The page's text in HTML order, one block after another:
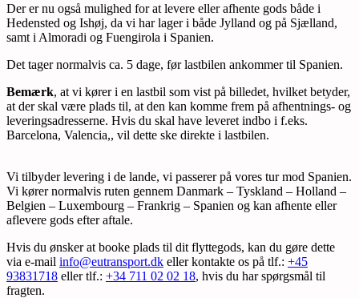
Der er nu også mulighed for at levere eller afhente gods både i
Hedensted og Ishøj, da vi har lager i både Jylland og på Sjælland,
samt i Almoradi og Fuengirola i Spanien.
Det tager normalvis ca. 5 dage, før lastbilen ankommer til Spanien.
Bemærk, at vi kører i en lastbil som vist på billedet, hvilket betyder,
at der skal være plads til, at den kan komme frem på afhentnings- og
leveringsadresserne. Hvis du skal have leveret indbo i f.eks.
Barcelona, Valencia,, vil dette ske direkte i lastbilen.
Vi tilbyder levering i de lande, vi passerer på vores tur mod Spanien.
Vi kører normalvis ruten gennem Danmark – Tyskland – Holland –
Belgien – Luxembourg – Frankrig – Spanien og kan afhente eller
aflevere gods efter aftale.
Hvis du ønsker at booke plads til dit flyttegods, kan du gøre dette
via e-mail info@eutransport.dk eller kontakte os på tlf.: +45
93831718 eller tlf.: +34 711 02 02 18, hvis du har spørgsmål til
fragten.